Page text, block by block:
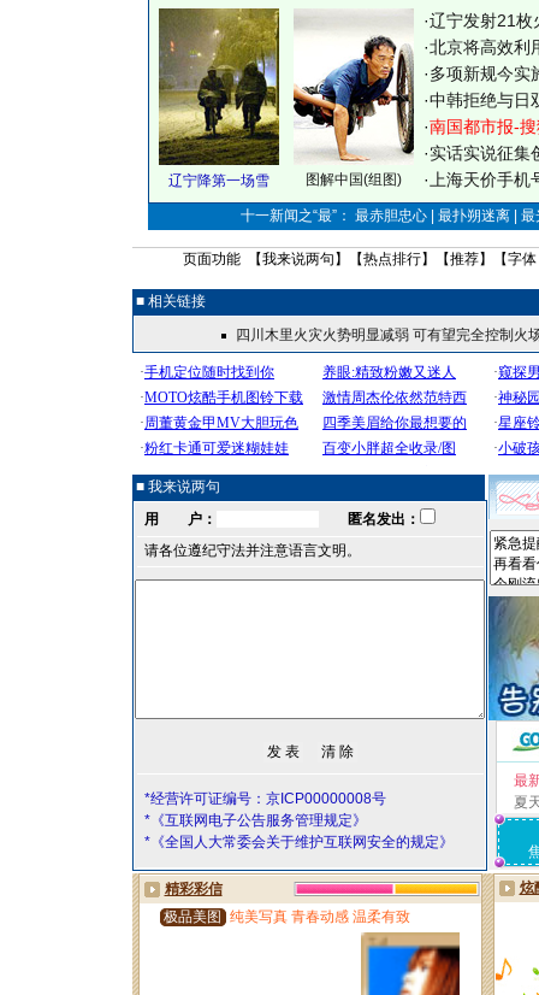
辽宁降第一场雪 图解中国(组图)
·辽宁发射21枚
·北京将高效利
·多项新规今实
·中韩拒绝与日
·南国都市报-
·实话实说征集
· 上海天价手
十一新闻之“最”： 最赤胆忠心 | 最扑朔迷离 |
页面功能 【我来说两句 】【热点排行】【推荐】【字体
■ 相关链接
四川木里火灾火势明显减弱 可有望完全控制火
■ 我来说两句
用 户：
匿名发出：
请各位遵纪守法并注意语言文明。
*经营许可证编号：京ICP00000008号
*《互联网电子公告服务管理规定》
*《全国人大常委会关于维护互联网安全的规定》
最
夏